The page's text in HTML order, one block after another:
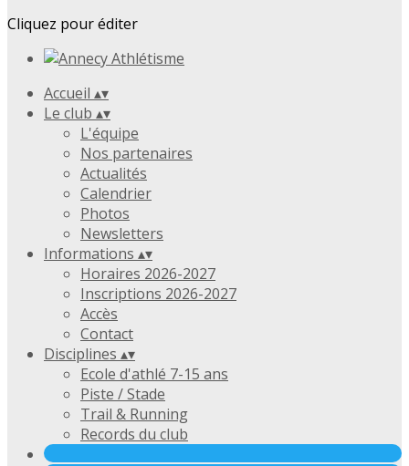
Cliquez pour éditer
Accueil ▴▾
Le club ▴▾
L'équipe
Nos partenaires
Actualités
Calendrier
Photos
Newsletters
Informations ▴▾
Horaires 2026-2027
Inscriptions 2026-2027
Accès
Contact
Disciplines ▴▾
Ecole d'athlé 7-15 ans
Piste / Stade
Trail & Running
Records du club